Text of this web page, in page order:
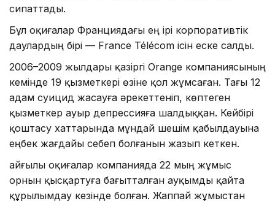
сипаттады.
Бұл оқиғалар Франциядағы ең ірі корпоративтік
даулардың бірі — France Télécom ісін еске салды.
2006–2009 жылдары қазіргі Orange компаниясының
кемінде 19 қызметкері өзіне қол жұмсаған. Тағы 12
адам суицид жасауға әрекеттеніп, көптеген
қызметкер ауыр депрессияға шалдыққан. Кейбірі
қоштасу хаттарында мұндай шешім қабылдауына
еңбек жағдайы себеп болғанын жазып кеткен.
Қайғылы оқиғалар компанияда 22 мың жұмыс
орнын қысқартуға бағытталған ауқымды қайта
құрылымдау кезінде болған. Жаппай жұмыстан